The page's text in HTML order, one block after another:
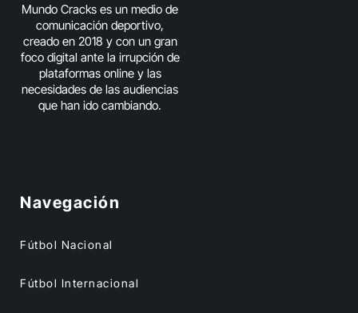
Mundo Cracks es un medio de
comunicación deportivo,
creado en 2018 y con un gran
foco digital ante la irrupción de
plataformas online y las
necesidades de las audiencias
que han ido cambiando.
Navegación
Fútbol Nacional
Fútbol Internacional